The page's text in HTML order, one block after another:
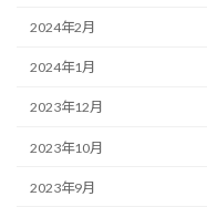
2024年2月
2024年1月
2023年12月
2023年10月
2023年9月